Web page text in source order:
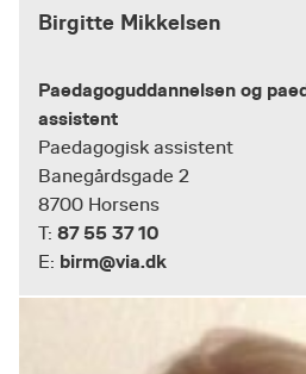
Birgitte Mikkelsen
Paedagoguddannelsen og
assistent
Paedagogisk assistent
Banegårdsgade 2
8700 Horsens
T: 87 55 37 10
E: birm@via.dk